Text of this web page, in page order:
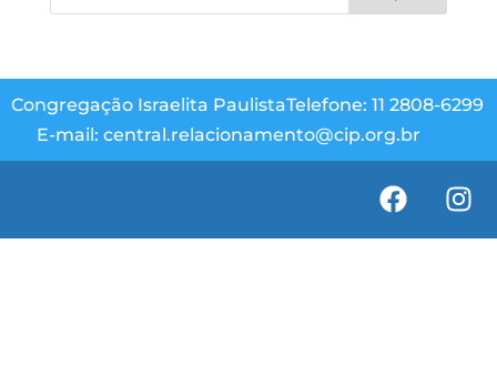
Congregação Israelita PaulistaTelefone: 11 2808-6299
E-mail: central.relacionamento@cip.org.br